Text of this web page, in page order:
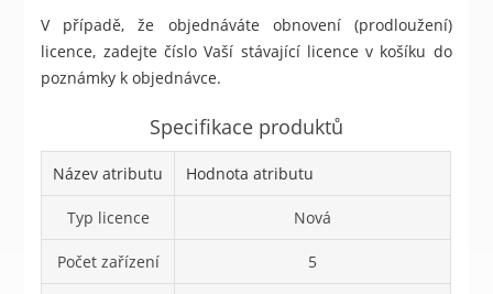
V případě, že objednáváte obnovení (prodloužení)
licence, zadejte číslo Vaší stávající licence v košíku do
poznámky k objednávce.
Specifikace produktů
Název atributu Hodnota atributu
Typ licence Nová
Počet zařízení 5